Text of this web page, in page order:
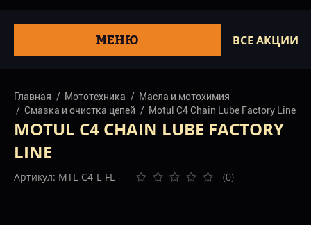
МЕНЮ ВСЕ АКЦИИ
Главная Мототехника
Масла и мотохимия
Смазка и очистка цепей
Motul C4 Chain Lube Factory Line
MOTUL C4 CHAIN LUBE FACTORY
LINE
Артикул: MTL-C4-L-FL (0)